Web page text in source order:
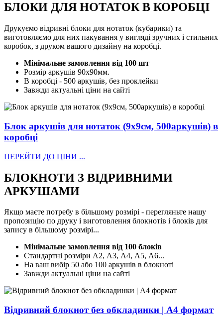
БЛОКИ ДЛЯ НОТАТОКВ КОРОБЦІ
Друкуємо відривні блоки для нотаток (кубарики) та
виготовляємо для них пакування у вигляді зручних і стильних
коробок, з друком вашого дизайну на коробці.
Мінімальне замовлення від 100 шт
Розмір аркушів 90х90мм.
В коробці - 500 аркушів, без проклейки
Завжди актуальні ціни на сайті
Блок аркушів для нотаток (9х9см, 500аркушів) в
коробці
ПЕРЕЙТИ ДО ЦІНИ ...
БЛОКНОТИ З ВІДРИВНИМИ
АРКУШАМИ
Якщо маєте потребу в більшому розмірі - перегляньте нашу
пропозицію по друку і виготовлення блокнотів і блоків для
запису в більшому розмірі...
Мінімальне замовлення від 100 блоків
Стандартні розміри А2, А3, А4, А5, А6...
На ваш вибір 50 або 100 аркушів в блокноті
Завжди актуальні ціни на сайті
Відривний блокнот без обкладинки | А4 формат